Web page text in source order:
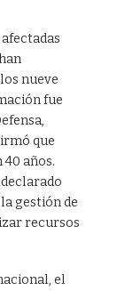
nueve
fue
que
40 años.
gestión de
recursos
el